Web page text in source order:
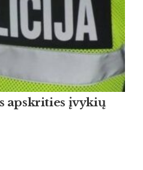
apskrities įvykių